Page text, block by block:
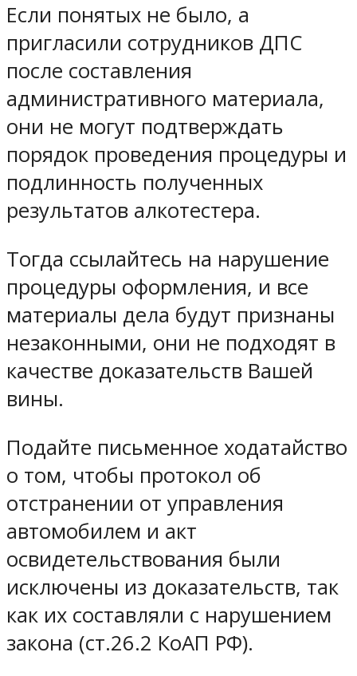
Если понятых не было, а
пригласили сотрудников ДПС
после составления
административного материала,
они не могут подтверждать
порядок проведения процедуры и
подлинность полученных
результатов алкотестера.
Тогда ссылайтесь на нарушение
процедуры оформления, и все
материалы дела будут признаны
незаконными, они не подходят в
качестве доказательств Вашей
вины.
Подайте письменное ходатайство
о том, чтобы протокол об
отстранении от управления
автомобилем и акт
освидетельствования были
исключены из доказательств, так
как их составляли с нарушением
закона (ст.26.2 КоАП РФ).